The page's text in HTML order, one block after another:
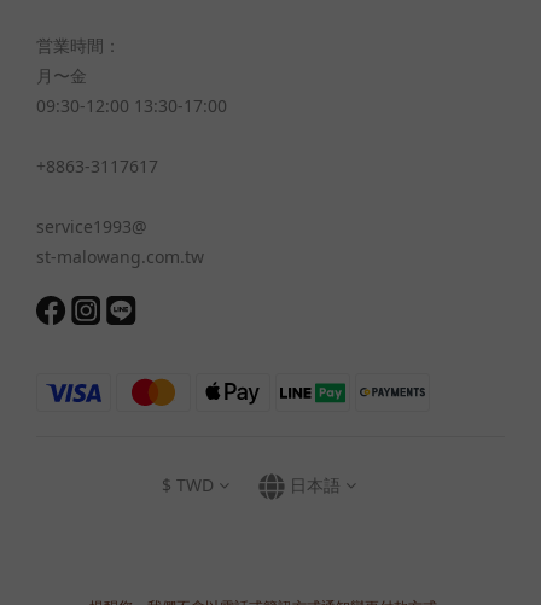
営業時間：
月〜金
09:30-12:00 13:30-17:00
+8863-3117617
service1993@
st-malowang.com.tw
$ TWD 日本語